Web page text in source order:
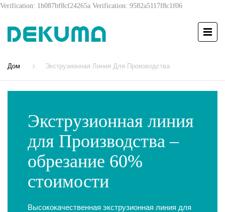
Verification: 1b087bf8cf24265a Verification: 9582a5117f8c1f06
Дом Экструзионная Линия Для Производства
Экструзионная линия
для Производства –
обрезание 60%
стоимости
Высококачественная экструзионная линия для